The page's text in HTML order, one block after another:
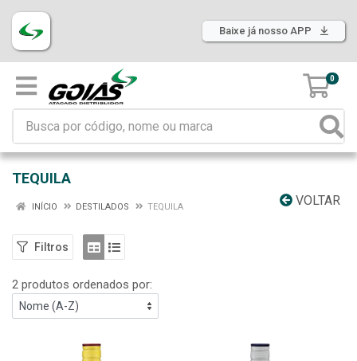
Baixe já nosso APP
0
TEQUILA
VOLTAR
INÍCIO DESTILADOS TEQUILA
Filtros
2 produtos ordenados por: